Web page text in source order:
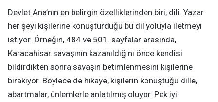
Devlet Ana’nın en belirgin özelliklerinden biri, dili. Yazar
her şeyi kişilerine konuşturduğu bu dil yoluyla iletmeyi
istiyor. Örneğin, 484 ve 501. sayfalar arasında,
Karacahisar savaşının kazanıldığını önce kendisi
bildirdikten sonra savaşın betimlenmesini kişilerine
bırakıyor. Böylece de hikaye, kişilerin konuştuğu dille,
abartmalar, ünlemlerle anlatılmış oluyor. Pek iyi